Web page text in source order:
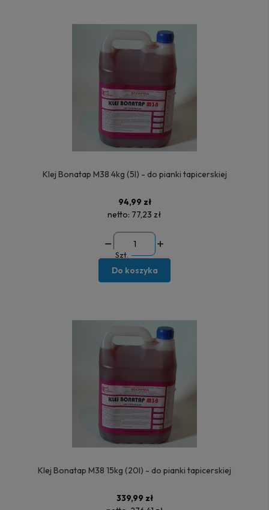
Klej Bonatap M38 4kg (5l) - do pianki tapicerskiej
94,99 zł
netto: 77,23 zł
Szt.
Do koszyka
Klej Bonatap M38 15kg (20l) - do pianki tapicerskiej
339,99 zł